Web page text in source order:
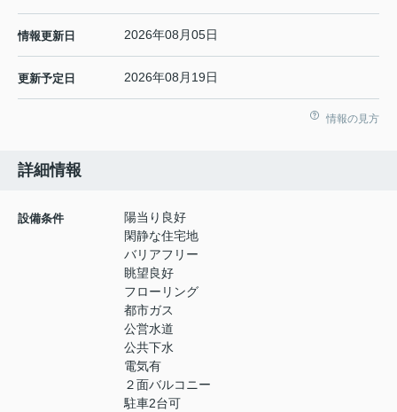
情報更新日 2026年08月05日
更新予定日 2026年08月19日
情報の見方
詳細情報
設備条件
陽当り良好
閑静な住宅地
バリアフリー
眺望良好
フローリング
都市ガス
公営水道
公共下水
電気有
２面バルコニー
駐車2台可